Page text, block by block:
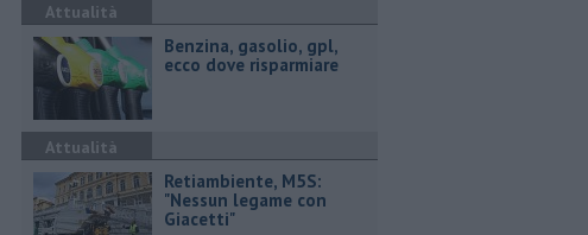
Attualità
​Benzina, gasolio, gpl,
ecco dove risparmiare
Attualità
Retiambiente, M5S:
"Nessun legame con
Giacetti"